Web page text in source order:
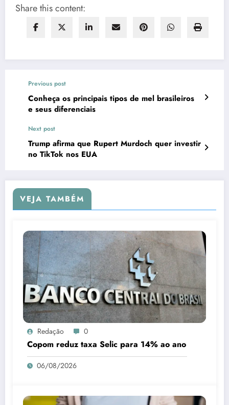
Share this content:
Previous post
Conheça os principais tipos de mel brasileiros
e seus diferenciais
Next post
Trump afirma que Rupert Murdoch quer investir
no TikTok nos EUA
VEJA TAMBÉM
Redação 0
Copom reduz taxa Selic para 14% ao ano
06/08/2026